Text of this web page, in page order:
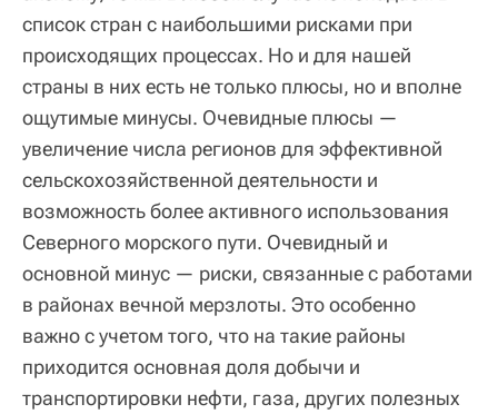
список стран с наибольшими рисками при
происходящих процессах. Но и для нашей
страны в них есть не только плюсы, но и вполне
ощутимые минусы. Очевидные плюсы —
увеличение числа регионов для эффективной
сельскохозяйственной деятельности и
возможность более активного использования
Северного морского пути. Очевидный и
основной минус — риски, связанные с работами
в районах вечной мерзлоты. Это особенно
важно с учетом того, что на такие районы
приходится основная доля добычи и
транспортировки нефти, газа, других полезных